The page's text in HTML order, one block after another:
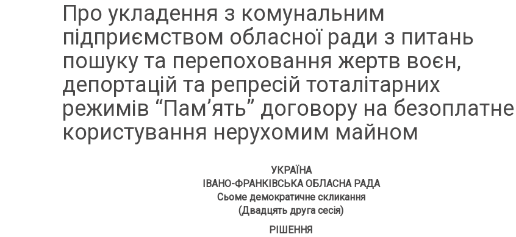
Про укладення з комунальним
підприємством обласної ради з питань
пошуку та перепоховання жертв воєн,
депортацій та репресій тоталітарних
режимів “Пам’ять” договору на безоплатне
користування нерухомим майном
УКРАЇНА
ІВАНО-ФРАНКІВСЬКА ОБЛАСНА РАДА
Сьоме демократичне скликання
(Двадцять друга сесія)
РІШЕННЯ